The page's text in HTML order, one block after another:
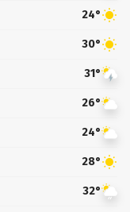
24°
30°
31°
26°
24°
28°
32°